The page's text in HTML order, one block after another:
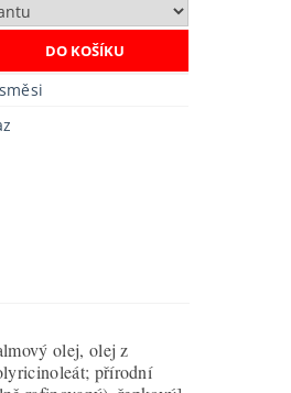
olej, olej z
přírodní